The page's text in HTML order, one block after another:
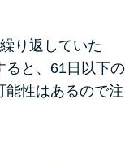
り返していた
ると、61日以下の
能性はあるので注